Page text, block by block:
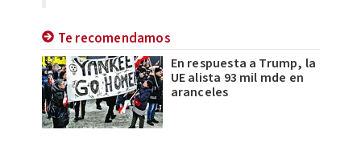
Te recomendamos
En respuesta a Trump, la
UE alista 93 mil mde en
aranceles